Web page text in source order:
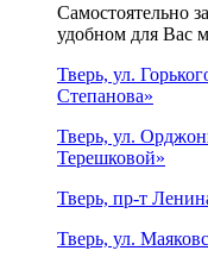
Самостоятельно
удобном для Вас
Тверь, ул.
Степанова»
Тверь, ул.
Терешковой»
Тверь, пр-т
Тверь, ул.